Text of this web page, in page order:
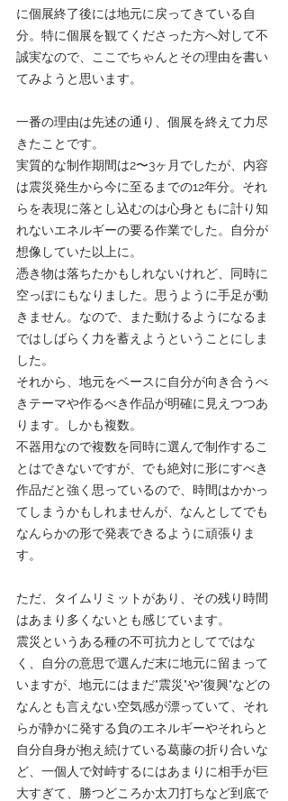
に個展終了後には地元に戻ってきている自
分。特に個展を観てくださった方へ対して不
誠実なので、ここでちゃんとその理由を書い
てみようと思います。
一番の理由は先述の通り、個展を終えて力尽
きたことです。
実質的な制作期間は2〜3ヶ月でしたが、内容
は震災発生から今に至るまでの12年分。それ
らを表現に落とし込むのは心身ともに計り知
れないエネルギーの要る作業でした。自分が
想像していた以上に。
憑き物は落ちたかもしれないけれど、同時に
空っぽにもなりました。思うように手足が動
きません。なので、また動けるようになるま
ではしばらく力を蓄えようということにしま
した。
それから、地元をベースに自分が向き合うべ
きテーマや作るべき作品が明確に見えつつあ
ります。しかも複数。
不器用なので複数を同時に選んで制作するこ
とはできないですが、でも絶対に形にすべき
作品だと強く思っているので、時間はかかっ
てしまうかもしれませんが、なんとしてでも
なんらかの形で発表できるように頑張りま
す。
ただ、タイムリミットがあり、その残り時間
はあまり多くないとも感じています。
震災というある種の不可抗力としてではな
く、自分の意思で選んだ末に地元に留まって
いますが、地元にはまだ"震災"や"復興"などの
なんとも言えない空気感が漂っていて、それ
らが静かに発する負のエネルギーやそれらと
自分自身が抱え続けている葛藤の折り合いな
ど、一個人で対峙するにはあまりに相手が巨
大すぎて、勝つどころか太刀打ちなど到底で